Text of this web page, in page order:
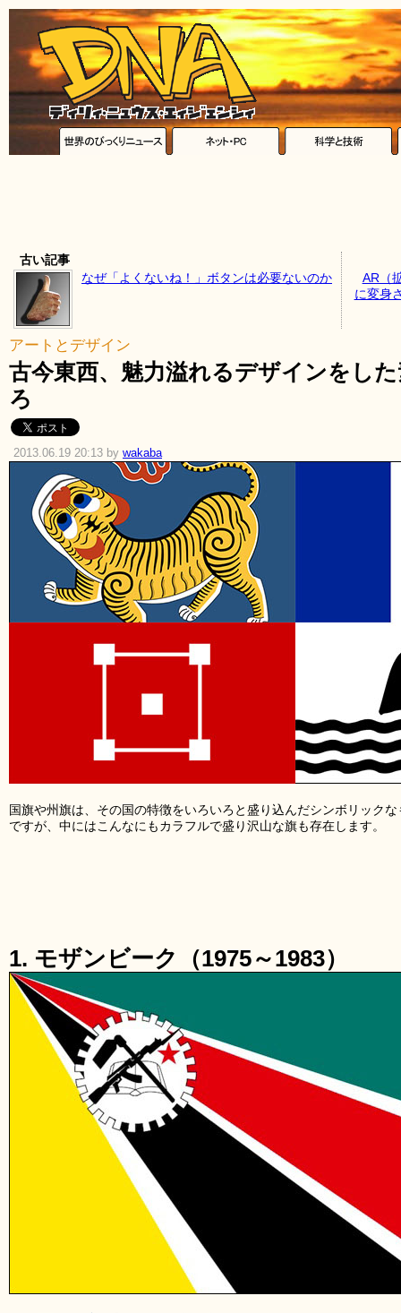
古い記事
なぜ「よくないね！」ボタンは必要ないのか
AR（
に変身
アートとデザイン
古今東西、魅力溢れるデザインをし
ろ
2013.06.19 20:13 by wakaba
国旗や州旗は、その国の特徴をいろいろと盛り込んだシンボリック
ですが、中にはこんなにもカラフルで盛り沢山な旗も存在します。
1. モザンビーク（1975～1983）